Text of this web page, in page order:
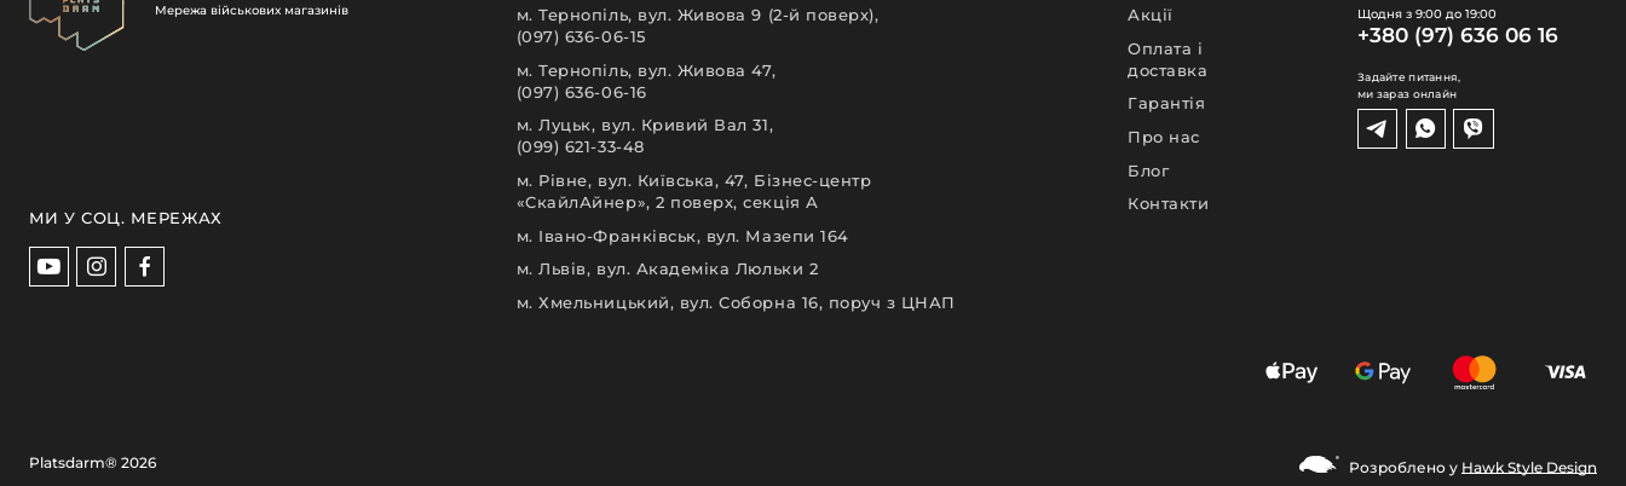
Мережа військових магазинів
м. Тернопіль, вул. Живова 9 (2-й поверх),
(097) 636-06-15
м. Тернопіль, вул. Живова 47,
(097) 636-06-16
м. Луцьк, вул. Кривий Вал 31,
(099) 621-33-48
м. Рівне, вул. Київська, 47, Бізнес-центр
«СкайлАйнер», 2 поверх, секція А
м. Івано-Франківськ, вул. Мазепи 164
м. Львів, вул. Академіка Люльки 2
м. Хмельницький, вул. Соборна 16, поруч з ЦНАП
Акції
Оплата і
доставка
Гарантія
Про нас
Блог
Контакти
Щодня з 9:00 до 19:00
+380 (97) 636 06 16
Задайте питання,
ми зараз онлайн
МИ У СОЦ. МЕРЕЖАХ
Platsdarm® 2026 Розроблено у Hawk Style Design